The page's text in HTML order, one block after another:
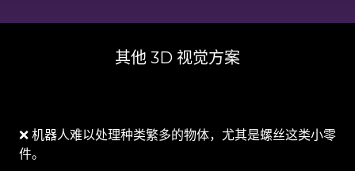
其他 3D 视觉方案
❌ 机器人难以处理种类繁多的物体，尤其是螺丝这类小零
件。